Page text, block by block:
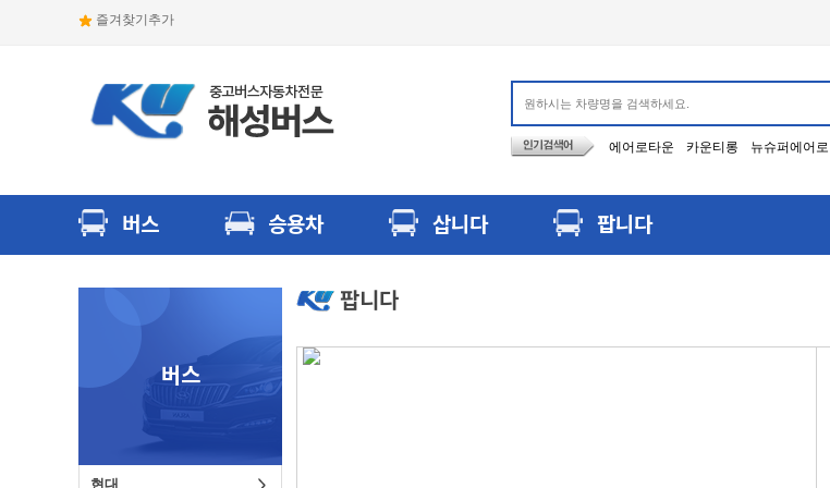
즐겨찾기추가
에어로타운 카운티롱 뉴슈퍼에어로
버스 승용차 삽니다 팝니다
버스
현대
팝니다